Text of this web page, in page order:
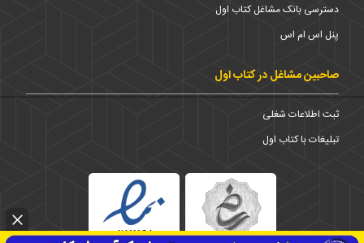
دسترسی بانک مشاغل کتاب اول
پنل اس ام اس
صاحبین مشاغل در کتاب اول
ثبت اطلاعات شغلی
تبلیغات با کتاب اول